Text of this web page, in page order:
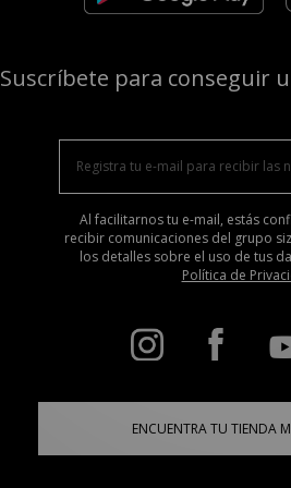
Suscríbete para conseguir
Al facilitarnos tu e-mail, estás
recibir comunicaciones del grupo
los detalles sobre el uso de tus
Política de
ENCUENTRA TU TIENDA